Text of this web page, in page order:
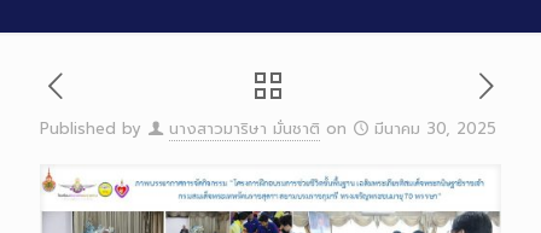
Published by นางสาวมาริษา มั่นชาติ on มีนาคม 30, 2025